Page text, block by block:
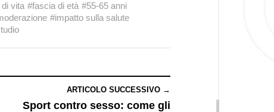
vita #fascia di età #55-65 anni
#impatto sulla salute
ARTICOLO SUCCESSIVO →
Sport contro sesso: come gli